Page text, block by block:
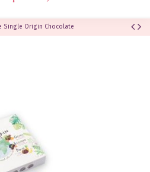
Single Origin Chocolate